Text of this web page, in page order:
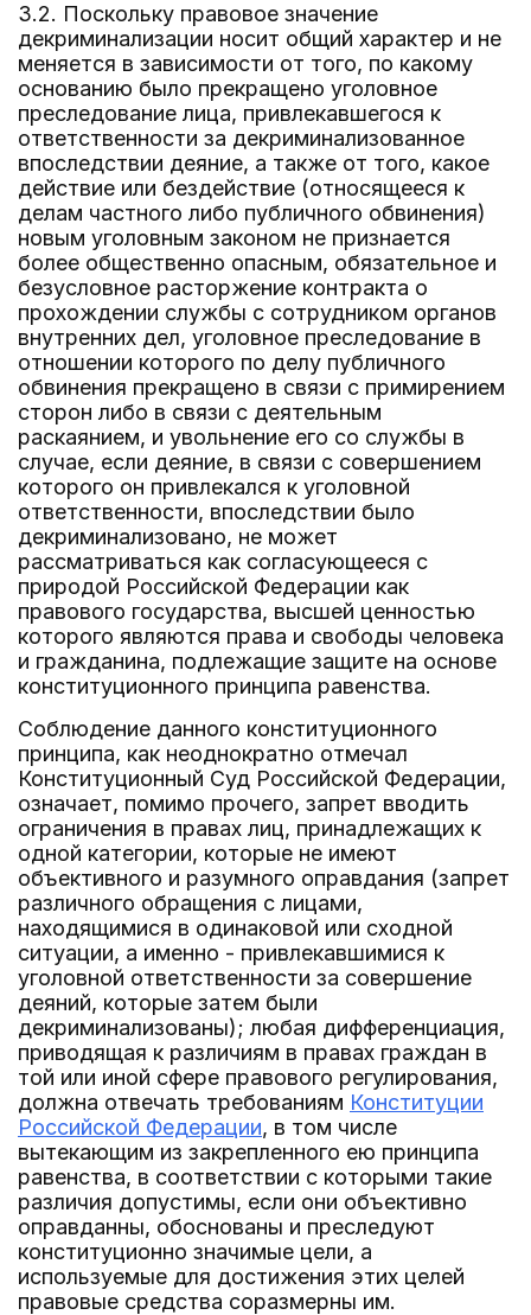
3.2. Поскольку правовое значение
декриминализации носит общий характер и не
меняется в зависимости от того, по какому
основанию было прекращено уголовное
преследование лица, привлекавшегося к
ответственности за декриминализованное
впоследствии деяние, а также от того, какое
действие или бездействие (относящееся к
делам частного либо публичного обвинения)
новым уголовным законом не признается
более общественно опасным, обязательное и
безусловное расторжение контракта о
прохождении службы с сотрудником органов
внутренних дел, уголовное преследование в
отношении которого по делу публичного
обвинения прекращено в связи с примирением
сторон либо в связи с деятельным
раскаянием, и увольнение его со службы в
случае, если деяние, в связи с совершением
которого он привлекался к уголовной
ответственности, впоследствии было
декриминализовано, не может
рассматриваться как согласующееся с
природой Российской Федерации как
правового государства, высшей ценностью
которого являются права и свободы человека
и гражданина, подлежащие защите на основе
конституционного принципа равенства.
Соблюдение данного конституционного
принципа, как неоднократно отмечал
Конституционный Суд Российской Федерации,
означает, помимо прочего, запрет вводить
ограничения в правах лиц, принадлежащих к
одной категории, которые не имеют
объективного и разумного оправдания (запрет
различного обращения с лицами,
находящимися в одинаковой или сходной
ситуации, а именно - привлекавшимися к
уголовной ответственности за совершение
деяний, которые затем были
декриминализованы); любая дифференциация,
приводящая к различиям в правах граждан в
той или иной сфере правового регулирования,
должна отвечать требованиям Конституции
Российской Федерации, в том числе
вытекающим из закрепленного ею принципа
равенства, в соответствии с которыми такие
различия допустимы, если они объективно
оправданны, обоснованы и преследуют
конституционно значимые цели, а
используемые для достижения этих целей
правовые средства соразмерны им.